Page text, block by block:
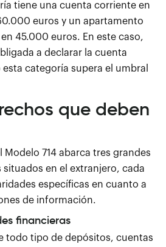
tiene una cuenta corriente en
euros y un apartamento
45.000 euros. En este caso,
a declarar la cuenta
categoría supera el umbral
que deben
714 abarca tres grandes
en el extranjero, cada
específicas en cuanto a
de información.
financieras
todo tipo de depósitos, cuentas